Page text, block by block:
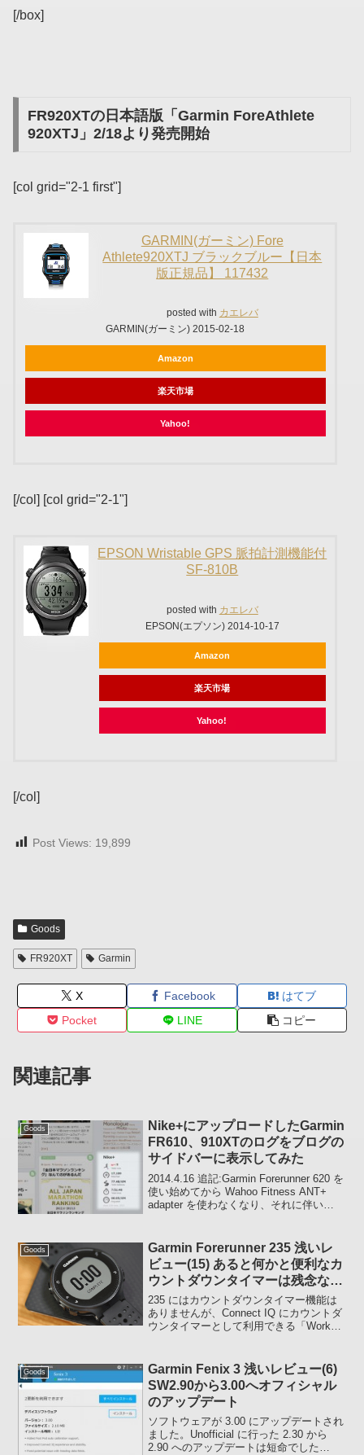
[/box]
FR920XTの日本語版「Garmin ForeAthlete
920XTJ」2/18より発売開始
[col grid="2-1 first"]
GARMIN(ガーミン) Fore
Athlete920XTJ ブラックブルー【日本
版正規品】 117432
posted with カエレバ
GARMIN(ガーミン) 2015-02-18
Amazon
楽天市場
Yahoo!
[/col] [col grid="2-1"]
EPSON Wristable GPS 脈拍計測機能付
SF-810B
posted with カエレバ
EPSON(エプソン) 2014-10-17
Amazon
楽天市場
Yahoo!
[/col]
Post Views: 19,899
Goods
FR920XT Garmin
X Facebook
はてブ
Pocket
LINE コピー
関連記事
Goods
Nike+にアップロードしたGarmin
FR610、910XTのログをブログの
サイドバーに表示してみた
2014.4.16 追記:Garmin Forerunner 620 を
使い始めてから Wahoo Fitness ANT+
adapter を使わなくなり、それに伴い
Goods
Garmin Forerunner 235 浅いレ
ビュー(15) あると何かと便利なカ
ウントダウンタイマーは残念なが
らナシ
235 にはカウントダウンタイマー機能は
ありませんが、Connect IQ にカウントダ
ウンタイマーとして利用できる「Workout
チンタイマーの...
Goods
Garmin Fenix 3 浅いレビュー(6)
SW2.90から3.00へオフィシャル
のアップデート
ソフトウェアが 3.00 にアップデートされ
ました。Unofficial に行った 2.30 から
2.90 へのアップデートは短命でした